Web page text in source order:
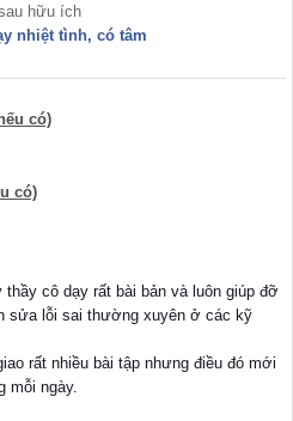
hữu ích
nhiệt tình, có tâm
có)
có)
cô dạy rất bài bản và luôn giúp đỡ
sửa lỗi sai thường xuyên ở các kỹ
rất nhiều bài tập nhưng điều đó mới
mỗi ngày.